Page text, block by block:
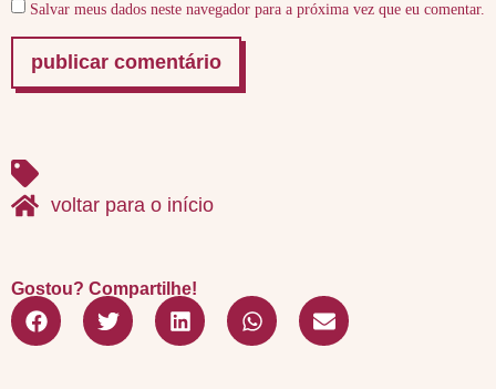
Salvar meus dados neste navegador para a próxima vez que eu comentar.
voltar para o início
Gostou? Compartilhe!